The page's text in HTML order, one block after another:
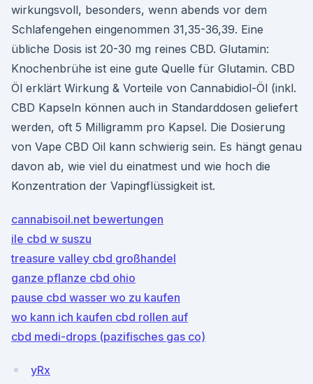
wirkungsvoll, besonders, wenn abends vor dem
Schlafengehen eingenommen 31,35-36,39. Eine
übliche Dosis ist 20-30 mg reines CBD. Glutamin:
Knochenbrühe ist eine gute Quelle für Glutamin. CBD
Öl erklärt Wirkung & Vorteile von Cannabidiol-Öl (inkl.
CBD Kapseln können auch in Standarddosen geliefert
werden, oft 5 Milligramm pro Kapsel. Die Dosierung
von Vape CBD Oil kann schwierig sein. Es hängt genau
davon ab, wie viel du einatmest und wie hoch die
Konzentration der Vapingflüssigkeit ist.
cannabisoil.net bewertungen
ile cbd w suszu
treasure valley cbd großhandel
ganze pflanze cbd ohio
pause cbd wasser wo zu kaufen
wo kann ich kaufen cbd rollen auf
cbd medi-drops (pazifisches gas co)
yRx